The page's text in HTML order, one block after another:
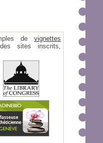
devignettes
sites inscrits,